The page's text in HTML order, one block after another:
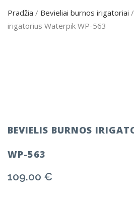
Pradžia / Bevieliai burnos irigatoriai
irigatorius Waterpik WP-563
BEVIELIS BURNOS
WP-563
109.00 €